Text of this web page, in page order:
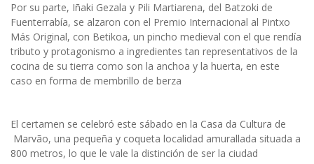
Por su parte, Iñaki Gezala y Pili Martiarena, del Batzoki de
Fuenterrabía, se alzaron con el Premio Internacional al Pintxo
Más Original, con Betikoa, un pincho medieval con el que rendía
tributo y protagonismo a ingredientes tan representativos de la
cocina de su tierra como son la anchoa y la huerta, en este
caso en forma de membrillo de berza
El certamen se celebró este sábado en la Casa da Cultura de
Marvão, una pequeña y coqueta localidad amurallada situada a
800 metros, lo que le vale la distinción de ser la ciudad